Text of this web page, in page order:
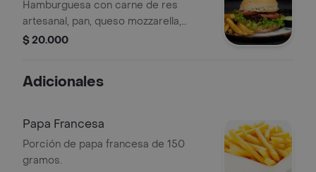
Hamburguesa con carne de res
artesanal, pan, queso mozzarella,
lechuga, tomate y salsas.
$ 20.000
Adicionales
Papa Francesa
Porción de papa francesa de 150
gramos.